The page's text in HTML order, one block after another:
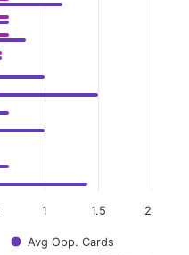
Avg Opp. Cards
1 1.5 2